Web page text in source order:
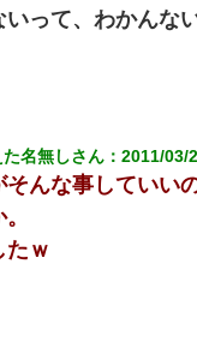
からは日本語で大丈夫で
不妊の叔母に頼まれて出
子供を連れ帰った。→9
って、わかんな
名無しさん ：2011/03/
そんな事していい
たｗ